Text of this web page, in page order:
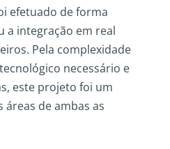
efetuado de forma
a integração em real
Pela complexidade
necessário e
este projeto foi um
áreas de ambas as